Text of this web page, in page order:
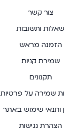
צור קשר
שאלות ותשובות
הזמנה מראש
שמירת קניות
תקנונים
שמירה על פרטיות
ותנאי שימוש באתר
הצהרת נגישות